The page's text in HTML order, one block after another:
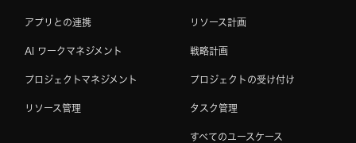
アプリとの連携
AI ワークマネジメント
プロジェクトマネジメント
リソース管理
リソース計画
戦略計画
プロジェクトの受け付け
タスク管理
すべてのユースケース